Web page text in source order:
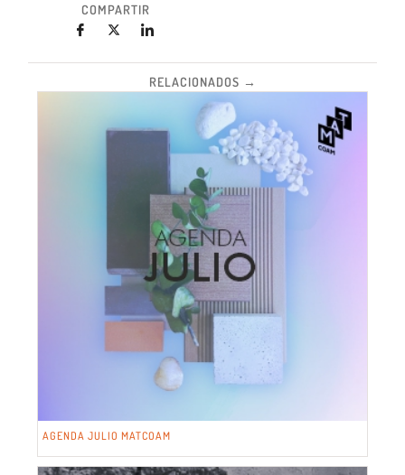
COMPARTIR
RELACIONADOS →
AGENDA JULIO MATCOAM